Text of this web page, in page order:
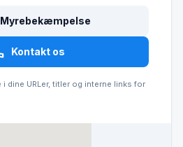
Kontakt os
i dine URLer, titler og interne links for